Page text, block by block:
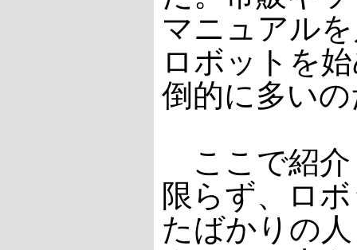
マニュアル
ロボットを
倒的に多い
ここで紹介
限らず、ロ
たばかりの